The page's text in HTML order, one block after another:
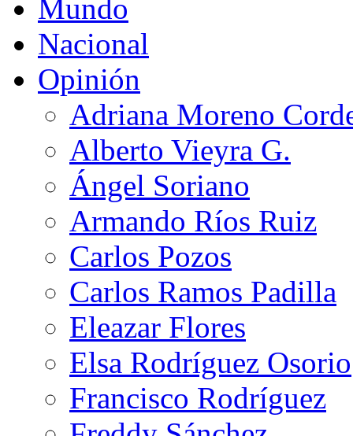
Mundo
Nacional
Opinión
Adriana Moreno
Alberto Vieyra G.
Ángel Soriano
Armando Ríos Ruiz
Carlos Pozos
Carlos Ramos Padilla
Eleazar Flores
Elsa Rodríguez Osorio
Francisco Rodríguez